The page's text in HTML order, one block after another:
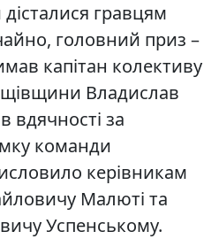
гравцям
головний приз –
капітан колективу
Владислав
вдячності за
команди
керівникам
Малюті та
Успенському.